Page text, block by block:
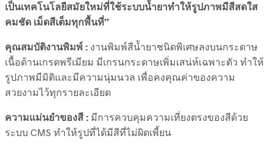
เป็นเทคโนโลยีสมัยใหม่ที่ใช้ระบบน้ำยาทำให้รูปภาพมีสีสดใส
คมชัด เม็ดสีเต็มทุกพื้นที่”
คุณสมบัติงานพิมพ์ : งานพิมพ์สีน้ำยาชนิดพิเศษลงบนกระดาษ
เนื้อด้านเกรดพรีเมียม มีเกรนกระดาษเพิ่มเสน่ห์เฉพาะตัว ทำให้
รูปภาพมีมิติและมีความนุ่มนวล เพื่อคงคุณค่าของความ
สวยงามไว้ทุกรายละเอียด
ความแม่นยำของสี : มีการควบคุมความเที่ยงตรงของสีด้วย
ระบบ CMS ทำให้รูปที่ได้มีสีที่ไม่ผิดเพี้ยน